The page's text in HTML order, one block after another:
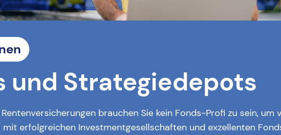
und Strategiedepots
brauchen Sie kein Fonds-Profi zu sein, um
erfolgreichen Investmentgesellschaften und exzellenten